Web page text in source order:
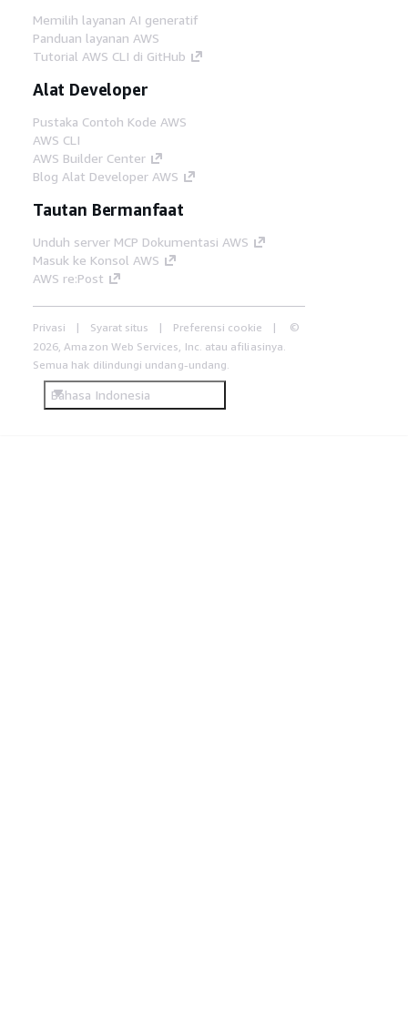
Memilih layanan AI generatif
Panduan layanan AWS
Tutorial AWS CLI di GitHub
Alat Developer
Pustaka Contoh Kode AWS
AWS CLI
AWS Builder Center
Blog Alat Developer AWS
Tautan Bermanfaat
Unduh server MCP Dokumentasi AWS
Masuk ke Konsol AWS
AWS re:Post
Privasi Syarat situs Preferensi cookie
©
2026, Amazon Web Services, Inc. atau afiliasinya.
Semua hak dilindungi undang-undang.
Bahasa Indonesia